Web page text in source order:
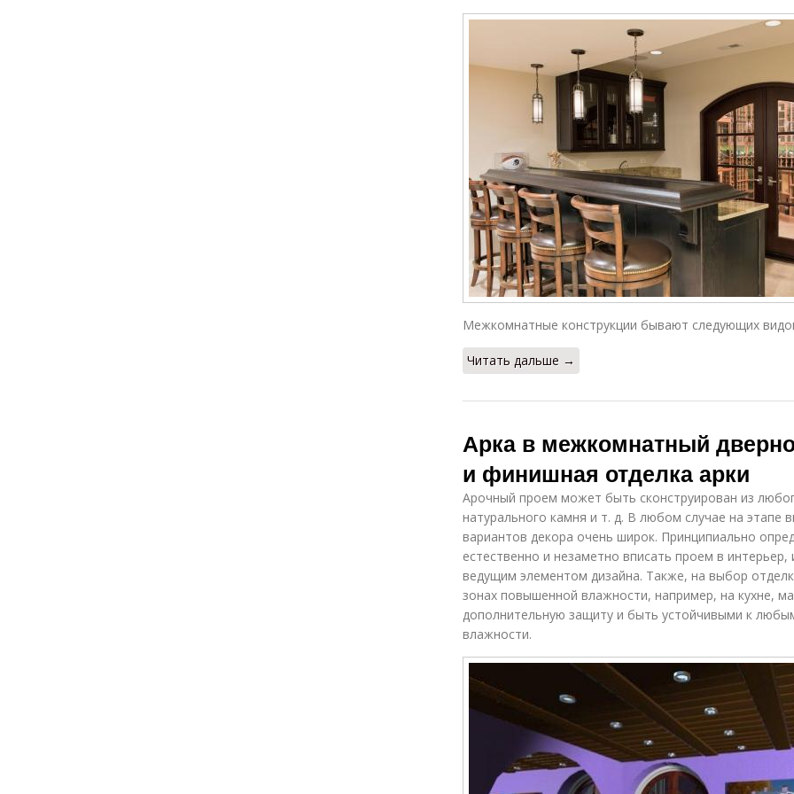
Межкомнатные конструкции бывают следующих
Читать дальше →
Арка в межкомнатный
и финишная отделка арки
Арочный проем может быть сконструирован из
натурального камня и т. д. В любом случае на этапе
вариантов декора очень широк. Принципиально
естественно и незаметно вписать проем в
ведущим элементом дизайна. Также, на выбор
зонах повышенной влажности, например, на кухне,
дополнительную защиту и быть устойчивыми к
влажности.